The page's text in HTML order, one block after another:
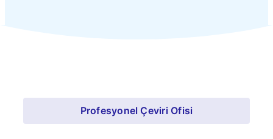
Profesyonel Çeviri Ofisi